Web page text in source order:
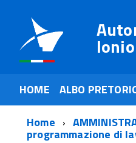
HOME ALBO
Home
programmazione di